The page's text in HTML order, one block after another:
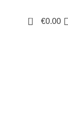
0 €0.00